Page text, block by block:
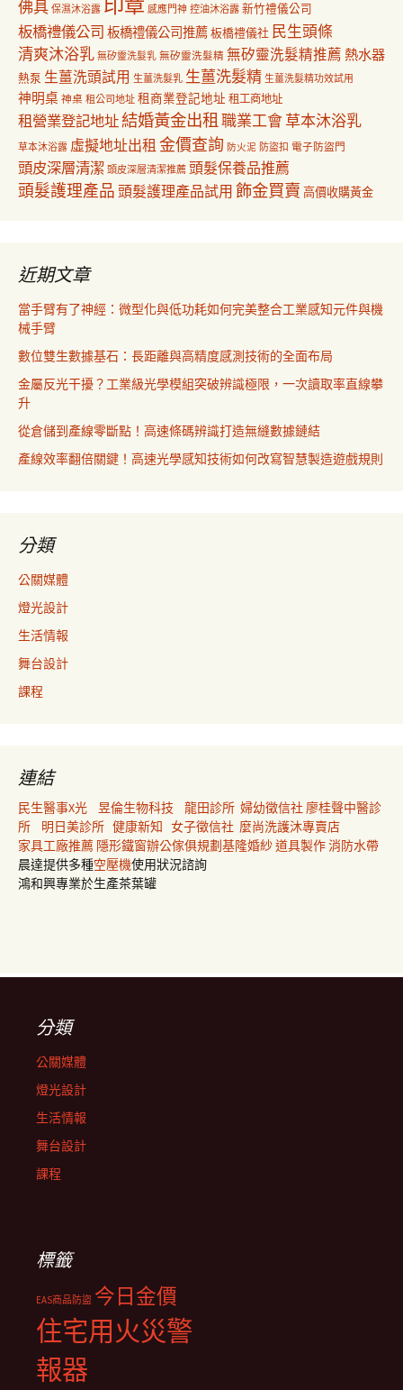
佛具 保濕沐浴露 感應門神 控油沐浴露 新竹禮儀公司
板橋禮儀公司 板橋禮儀公司推薦板橋禮儀社 民生頭條
清爽沐浴乳 無矽靈洗髮乳 無矽靈洗髮精 無矽靈洗髮精推薦 熱水器
熱泵 生薑洗頭試用 生薑洗髮乳 生薑洗髮精 生薑洗髮精功效試用
神明桌 神桌 租公司地址 租商業登記地址 租工商地址
租營業登記地址結婚黃金出租職業工會草本沐浴乳
草本沐浴露 虛擬地址出租 金價查詢 防火泥 防盜扣 電子防盜門
頭皮深層清潔 頭皮深層清潔推薦 頭髮保養品推薦
頭髮護理產品 頭髮護理產品試用 飾金買賣 高價收購黃金
近期文章
當手臂有了神經：微型化與低功耗如何完美整合工業感知元件與機
械手臂
數位雙生數據基石：長距離與高精度感測技術的全面布局
金屬反光干擾？工業級光學模組突破辨識極限，一次讀取率直線攀
升
從倉儲到產線零斷點！高速條碼辨識打造無縫數據鏈結
產線效率翻倍關鍵！高速光學感知技術如何改寫智慧製造遊戲規則
分類
公關媒體
燈光設計
生活情報
舞台設計
課程
連結
民生醫事X光 昱倫生物科技 龍田診所 婦幼徵信社 廖桂聲中醫診
所
明日美診所 健康新知 女子徵信社 麼尚洗護沐專賣店
家具工廠推薦 隱形鐵窗辦公傢俱規劃基隆婚紗道具製作消防水帶
晨達提供多種空壓機使用狀況諮詢
鴻和興專業於生產茶葉罐
分類
公關媒體
燈光設計
生活情報
舞台設計
課程
標籤
EAS商品防盜 今日金價
住宅用火災警
報器